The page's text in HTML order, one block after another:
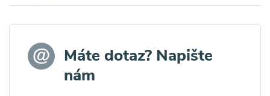
Máte dotaz? Napište
nám